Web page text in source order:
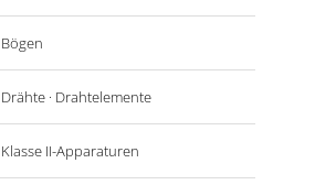
Bögen
Drähte · Drahtelemente
Klasse II-Apparaturen